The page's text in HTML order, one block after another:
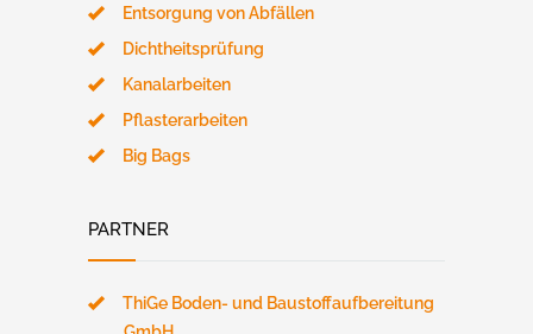
Entsorgung von Abfällen
Dichtheitsprüfung
Kanalarbeiten
Pflasterarbeiten
Big Bags
PARTNER
ThiGe Boden- und Baustoffaufbereitung